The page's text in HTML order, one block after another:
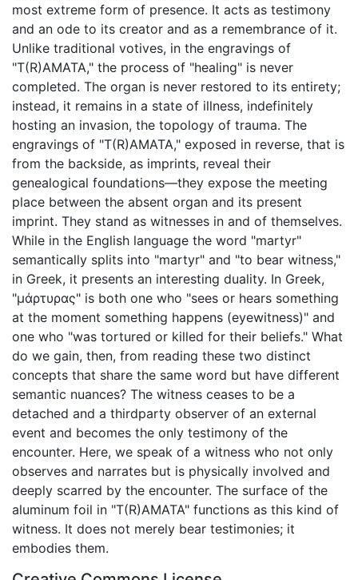
most extreme form of presence. It acts as testimony
and an ode to its creator and as a remembrance of it.
Unlike traditional votives, in the engravings of
"T(R)AMATA," the process of "healing" is never
completed. The organ is never restored to its entirety;
instead, it remains in a state of illness, indefinitely
hosting an invasion, the topology of trauma. The
engravings of "T(R)AMATA," exposed in reverse, that is
from the backside, as imprints, reveal their
genealogical foundations—they expose the meeting
place between the absent organ and its present
imprint. They stand as witnesses in and of themselves.
While in the English language the word "martyr"
semantically splits into "martyr" and "to bear witness,"
in Greek, it presents an interesting duality. In Greek,
"μάρτυρας" is both one who "sees or hears something
at the moment something happens (eyewitness)" and
one who "was tortured or killed for their beliefs." What
do we gain, then, from reading these two distinct
concepts that share the same word but have different
semantic nuances? The witness ceases to be a
detached and a thirdparty observer of an external
event and becomes the only testimony of the
encounter. Here, we speak of a witness who not only
observes and narrates but is physically involved and
deeply scarred by the encounter. The surface of the
aluminum foil in "T(R)AMATA" functions as this kind of
witness. It does not merely bear testimonies; it
embodies them.